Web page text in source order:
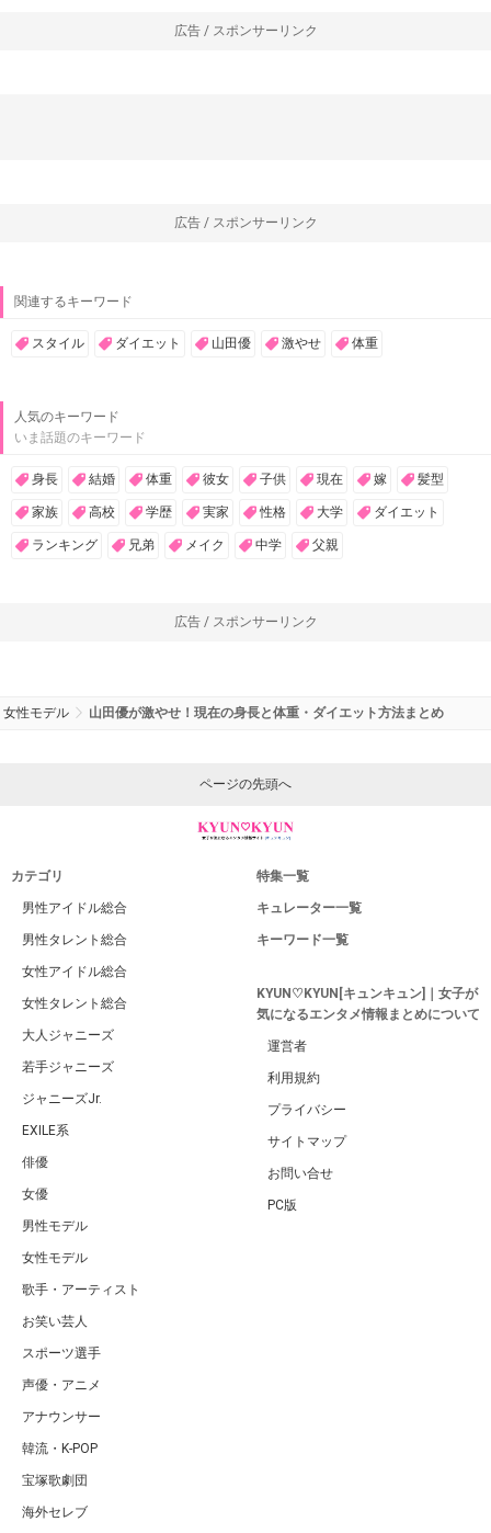
広告 / スポンサーリンク
広告 / スポンサーリンク
関連するキーワード
スタイル ダイエット 山田優 激やせ 体重
人気のキーワード
いま話題のキーワード
身長 結婚 体重 彼女 子供 現在 嫁 髪型
家族 高校 学歴 実家 性格 大学 ダイエット
ランキング 兄弟 メイク 中学 父親
広告 / スポンサーリンク
女性モデル 山田優が激やせ！現在の身長と体重・ダイエット方法まとめ
ページの先頭へ
カテゴリ
男性アイドル総合
男性タレント総合
女性アイドル総合
女性タレント総合
大人ジャニーズ
若手ジャニーズ
ジャニーズJr.
EXILE系
俳優
女優
男性モデル
女性モデル
歌手・アーティスト
お笑い芸人
スポーツ選手
声優・アニメ
アナウンサー
韓流・K-POP
宝塚歌劇団
海外セレブ
特集一覧
キュレーター一覧
キーワード一覧
KYUN♡KYUN[キュンキュン]｜女子が
気になるエンタメ情報まとめについて
運営者
利用規約
プライバシー
サイトマップ
お問い合せ
PC版